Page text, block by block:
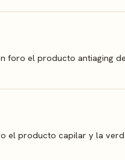
foro el producto antiaging
el producto capilar y la